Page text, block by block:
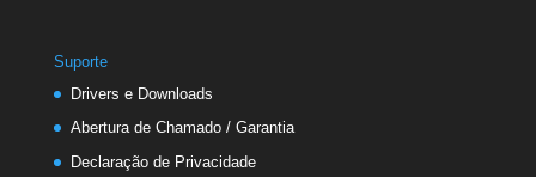
Suporte
Drivers e Downloads
Abertura de Chamado / Garantia
Declaração de Privacidade